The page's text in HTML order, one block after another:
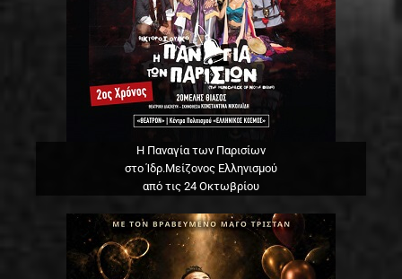
Η Παναγία των Παρισίων
στο Ίδρ.Μείζονος Ελληνισμού
από τις 24 Οκτωβρίου